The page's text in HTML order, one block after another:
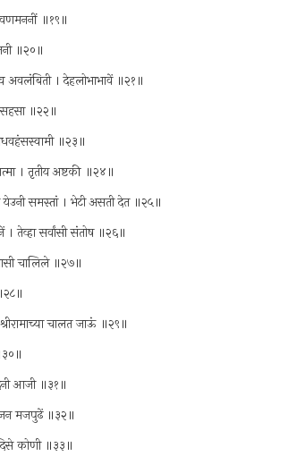
॥१९॥
॥२०॥
अवलंबिती । देहलोभाभावें ॥२१॥
सहसा ॥२२॥
॥२३॥
। तृतीय अष्टकी ॥२४॥
येउनी समस्तां । भेटी असती देत ॥२५॥
सर्वांसी संतोष ॥२६॥
चालिले ॥२७॥
चालत जाऊं ॥२९॥
आजी ॥३१॥
मजपुढें ॥३२॥
दिसे कोणी ॥३३॥